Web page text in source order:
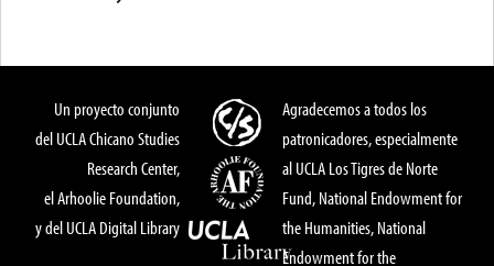
Un proyecto conjunto
del UCLA Chicano Studies
Research Center,
el Arhoolie Foundation,
y del UCLA Digital Library
Agradecemos a todos los
patronicadores, especialmente
al UCLA Los Tigres de Norte
Fund, National Endowment for
the Humanities, National
Endowment for the